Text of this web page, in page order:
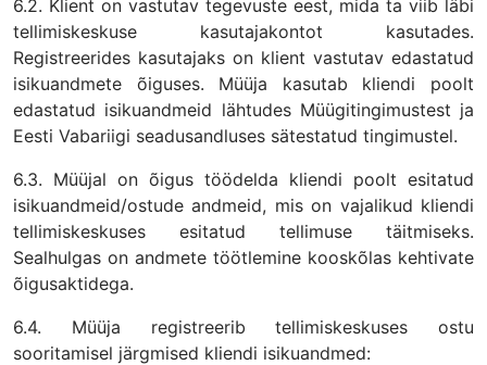
6.2. Klient on vastutav tegevuste eest, mida ta viib läbi
tellimiskeskuse kasutajakontot kasutades.
Registreerides kasutajaks on klient vastutav edastatud
isikuandmete õiguses. Müüja kasutab kliendi poolt
edastatud isikuandmeid lähtudes Müügitingimustest ja
Eesti Vabariigi seadusandluses sätestatud tingimustel.
6.3. Müüjal on õigus töödelda kliendi poolt esitatud
isikuandmeid/ostude andmeid, mis on vajalikud kliendi
tellimiskeskuses esitatud tellimuse täitmiseks.
Sealhulgas on andmete töötlemine kooskõlas kehtivate
õigusaktidega.
6.4. Müüja registreerib tellimiskeskuses ostu
sooritamisel järgmised kliendi isikuandmed: